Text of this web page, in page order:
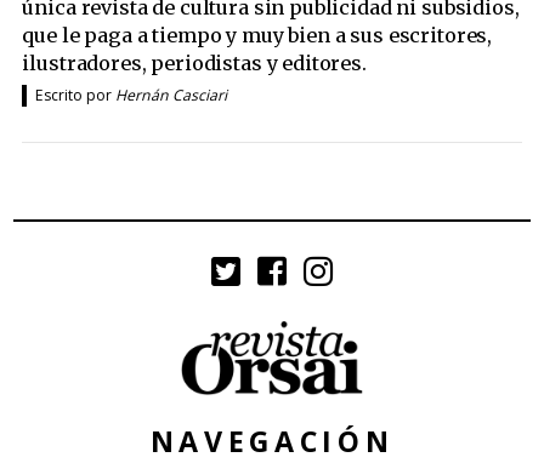
única revista de cultura sin publicidad ni subsidios,
que le paga a tiempo y muy bien a sus escritores,
ilustradores, periodistas y editores.
Escrito por Hernán Casciari
NAVEGACIÓN